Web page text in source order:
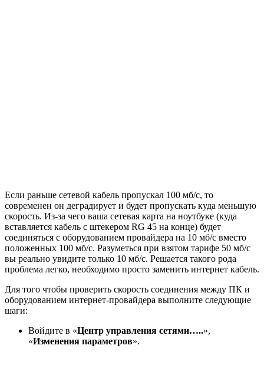
Если раньше сетевой кабель пропускал 100 мб/с, то
современен он деградирует и будет пропускать куда меньшую
скорость. Из-за чего ваша сетевая карта на ноутбуке (куда
вставляется кабель с штекером RG 45 на конце) будет
соединяться с оборудованием провайдера на 10 мб/с вместо
положенных 100 мб/с. Разуметься при взятом тарифе 50 мб/с
вы реально увидите только 10 мб/с. Решается такого рода
проблема легко, необходимо просто заменить интернет кабель.
Для того чтобы проверить скорость соединения между ПК и
оборудованием интернет-провайдера выполните следующие
шаги:
Войдите в «Центр управления сетями…..»,
«Изменения параметров».